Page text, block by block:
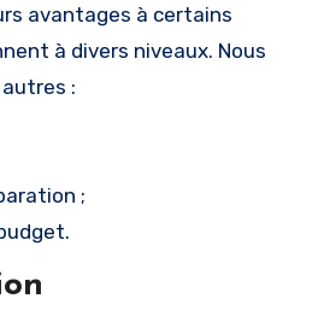
avantages à certains
à divers niveaux. Nous
:
;